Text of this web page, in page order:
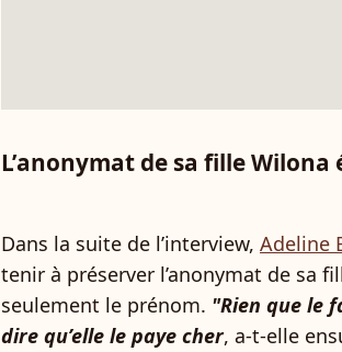
L’anonymat de sa fille
Dans la suite de l’interview, Adeline
tenir à préserver l’anonymat de sa
seulement le prénom. "Rien que le
dire qu’elle le paye cher, a-t-elle